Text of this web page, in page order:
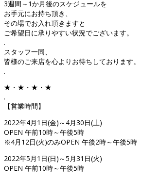
3週間～1か月後のスケジュールを
お手元にお持ち頂き、
その場でお入れ頂きますと
ご希望日に承りやすい状況でございます。
.
スタッフ一同、
皆様のご来店を心よりお待ちしております。
.
★・★・★・★
.
【営業時間】
2022年4月1日(金)～4月30日(土)
OPEN 午前10時～午後5時
※4月12日(火)のみOPEN 午後2時～午後5時
2022年5月1日(日)～5月31日(火)
OPEN 午前10時～午後5時